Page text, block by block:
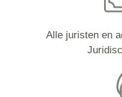
Alle juristen en